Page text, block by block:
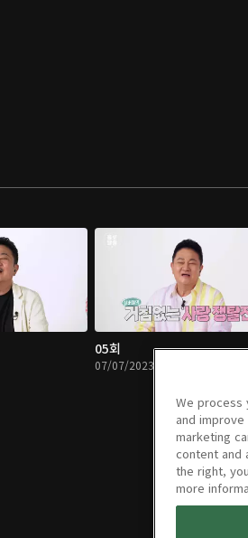
05회
07/07/2023 • 58분
We process
and
marketing
content and
the right,
more